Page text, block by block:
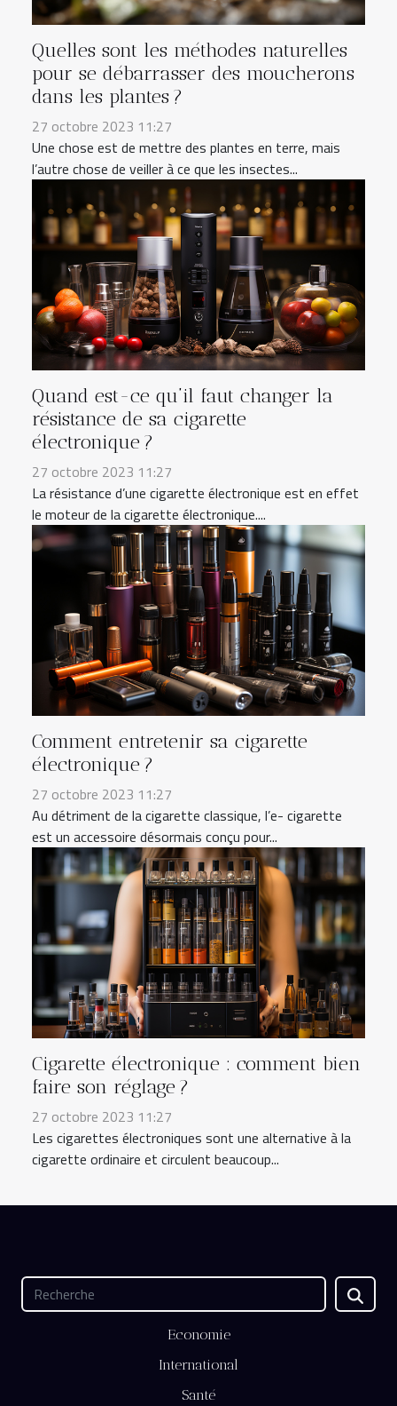
Quelles sont les méthodes naturelles
pour se débarrasser des moucherons
dans les plantes ?
27 octobre 2023 11:27
Une chose est de mettre des plantes en terre, mais
l’autre chose de veiller à ce que les insectes...
Quand est-ce qu’il faut changer la
résistance de sa cigarette
électronique ?
27 octobre 2023 11:27
La résistance d’une cigarette électronique est en effet
le moteur de la cigarette électronique....
Comment entretenir sa cigarette
électronique ?
27 octobre 2023 11:27
Au détriment de la cigarette classique, l’e- cigarette
est un accessoire désormais conçu pour...
Cigarette électronique : comment bien
faire son réglage ?
27 octobre 2023 11:27
Les cigarettes électroniques sont une alternative à la
cigarette ordinaire et circulent beaucoup...
Economie
International
Santé